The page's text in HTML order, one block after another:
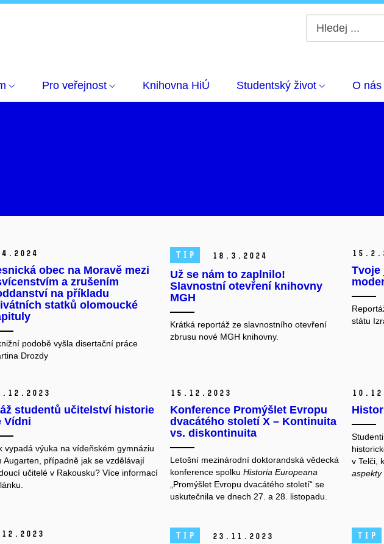
Pro veřejnost Knihovna HiÚ Studentský život O nás
4. 2024
obec na Moravě mezi
a zrušením
na příkladu
statků olomoucké
podobě vyšla disertační práce
Drozdy
TIP 18. 3. 2024
Už se nám to zaplnilo!
Slavnostní otevření knihovny
MGH
Krátká reportáž ze slavnostního otevření
zbrusu nové MGH knihovny.
15. 2.
Tvoje
státu
12. 2023
studentů učitelství historie
Vídni
vypadá výuka na vídeňském gymnáziu
Augarten, případně jak se vzdělávají
učitelé v Rakousku? Více informací
15. 12. 2023
Konference Promýšlet Evropu
dvacátého století X – Kontinuita
vs. diskontinuita
Letošní mezinárodní doktorandská vědecká
konference spolku Historia Europeana
„Promýšlet Evropu dvacátého století“ se
uskutečnila ve dnech 27. a 28. listopadu.
10.
v Telči,
aspekty
12. 2023 TIP 23. 11. 2023 TIP